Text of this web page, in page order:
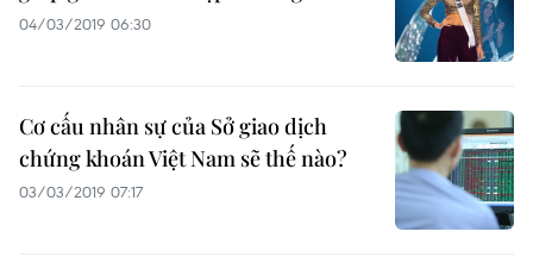
04/03/2019 06:30
Cơ cấu nhân sự của Sở giao dịch
chứng khoán Việt Nam sẽ thế nào?
03/03/2019 07:17